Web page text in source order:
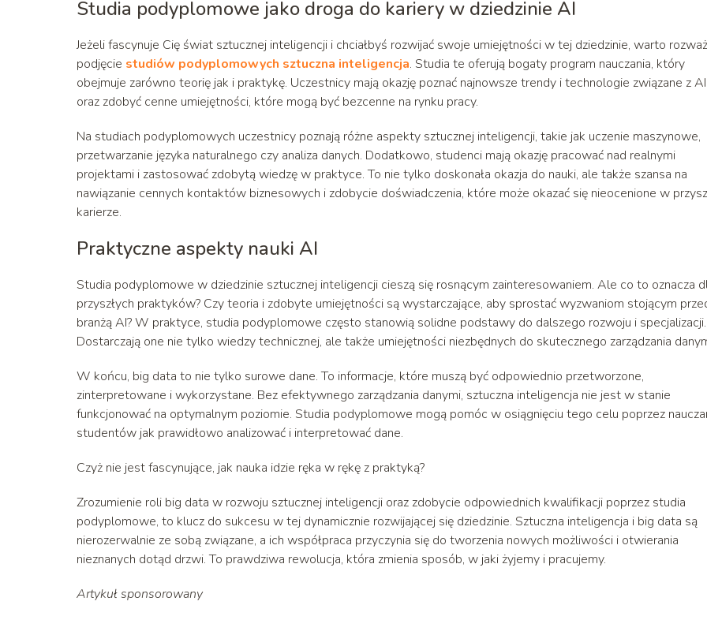
Studia podyplomowe jako droga do kariery w dziedzinie AI
Jeżeli fascynuje Cię świat sztucznej inteligencji i chciałbyś rozwijać swoje umiejętności w tej dziedzinie, warto
podjęcie studiów podyplomowych sztuczna inteligencja. Studia te oferują bogaty program nauczania, który
obejmuje zarówno teorię jak i praktykę. Uczestnicy mają okazję poznać najnowsze trendy i technologie związane z AI
oraz zdobyć cenne umiejętności, które mogą być bezcenne na rynku pracy.
Na studiach podyplomowych uczestnicy poznają różne aspekty sztucznej inteligencji, takie jak uczenie maszynowe,
przetwarzanie języka naturalnego czy analiza danych. Dodatkowo, studenci mają okazję pracować nad realnymi
projektami i zastosować zdobytą wiedzę w praktyce. To nie tylko doskonała okazja do nauki, ale także szansa na
nawiązanie cennych kontaktów biznesowych i zdobycie doświadczenia, które może okazać się nieocenione w
karierze.
Praktyczne aspekty nauki AI
Studia podyplomowe w dziedzinie sztucznej inteligencji cieszą się rosnącym zainteresowaniem. Ale co to oznacza
przyszłych praktyków? Czy teoria i zdobyte umiejętności są wystarczające, aby sprostać wyzwaniom stojącym
branżą AI? W praktyce, studia podyplomowe często stanowią solidne podstawy do dalszego rozwoju i specjalizacji.
Dostarczają one nie tylko wiedzy technicznej, ale także umiejętności niezbędnych do skutecznego zarządzania
W końcu, big data to nie tylko surowe dane. To informacje, które muszą być odpowiednio przetworzone,
zinterpretowane i wykorzystane. Bez efektywnego zarządzania danymi, sztuczna inteligencja nie jest w stanie
funkcjonować na optymalnym poziomie. Studia podyplomowe mogą pomóc w osiągnięciu tego celu poprzez
studentów jak prawidłowo analizować i interpretować dane.
Czyż nie jest fascynujące, jak nauka idzie ręka w rękę z praktyką?
Zrozumienie roli big data w rozwoju sztucznej inteligencji oraz zdobycie odpowiednich kwalifikacji poprzez studia
podyplomowe, to klucz do sukcesu w tej dynamicznie rozwijającej się dziedzinie. Sztuczna inteligencja i big data są
nierozerwalnie ze sobą związane, a ich współpraca przyczynia się do tworzenia nowych możliwości i otwierania
nieznanych dotąd drzwi. To prawdziwa rewolucja, która zmienia sposób, w jaki żyjemy i pracujemy.
Artykuł sponsorowany